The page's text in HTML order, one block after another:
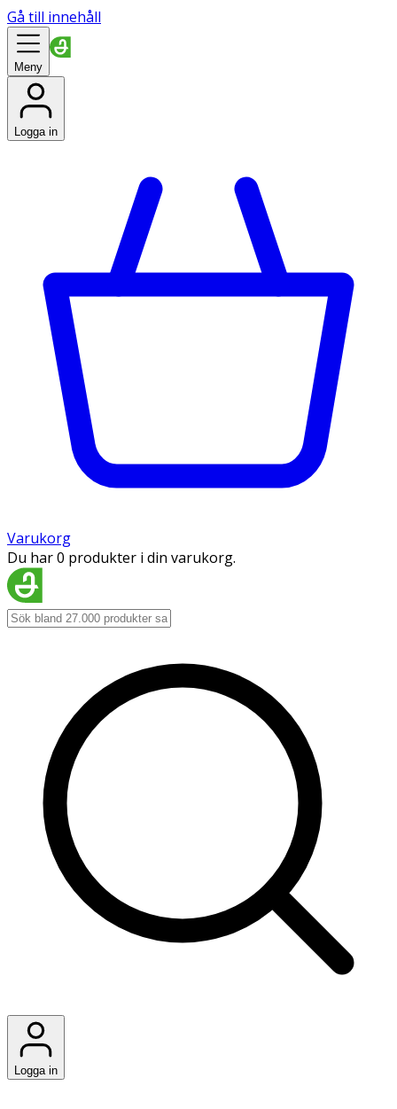
Gå till innehåll
Meny
Logga in
Varukorg
Du har 0 produkter i din varukorg.
Logga in